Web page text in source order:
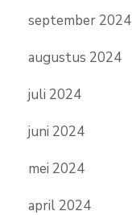
september 2024
augustus 2024
juli 2024
juni 2024
mei 2024
april 2024